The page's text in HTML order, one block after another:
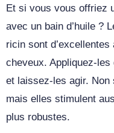
Et si vous vous offriez
avec un bain d’huile ?
ricin sont
cheveux. Appliquez-
et laissez-les agir. Non
mais elles stimulent
plus robustes.